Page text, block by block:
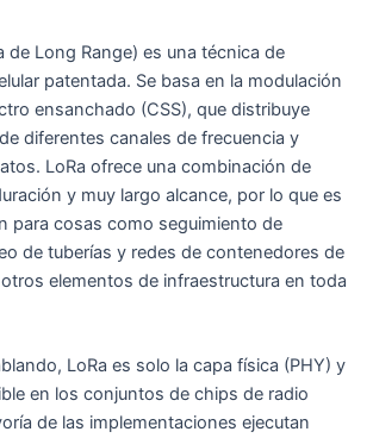
de Long Range) es una técnica de
patentada. Se basa en la modulación
ensanchado (CSS), que distribuye
diferentes canales de frecuencia y
LoRa ofrece una combinación de
y muy largo alcance, por lo que es
para cosas como seguimiento de
de tuberías y redes de contenedores de
elementos de infraestructura en toda
LoRa es solo la capa física (PHY) y
en los conjuntos de chips de radio
de las implementaciones ejecutan